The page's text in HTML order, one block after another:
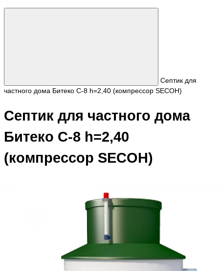
Септик для
частного дома Битеко С-8 h=2,40 (компрессор SECOH)
Септик для частного дома
Битеко С-8 h=2,40
(компрессор SECOH)